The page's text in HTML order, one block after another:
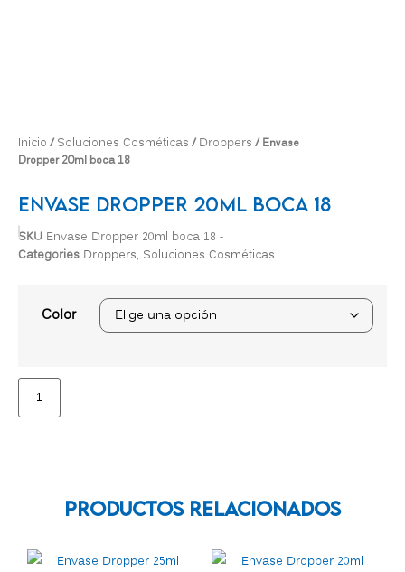
Inicio /Soluciones Cosméticas /Droppers / Envase
Dropper 20ml boca 18
Envase Dropper 20ml Boca 18
SKU Envase Dropper 20ml boca 18 -
Categories Droppers, Soluciones Cosméticas
Color
Productos Relacionados